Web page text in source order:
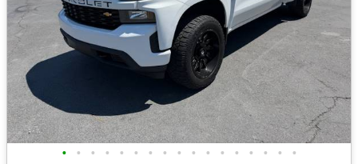
• • • • • • • • • • • • • • • • •